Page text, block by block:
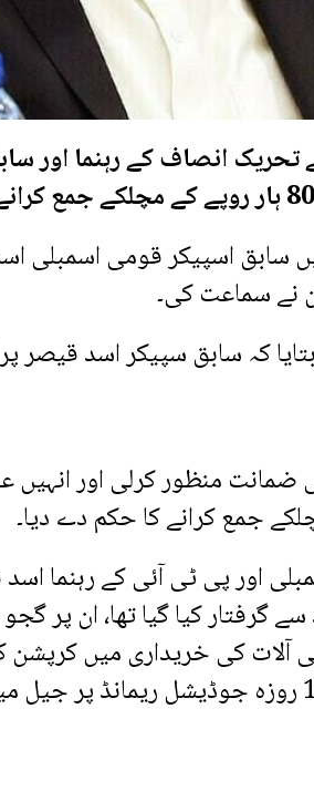
تحریک انصاف کے رہنما اور
سابق اسپیکر قومی
نے سماعت کی۔
کہ سابق سپیکر اسد قیصر پر
منظور کرلی اور انہیں
اور پی ٹی آئی کے رہنما
گرفتار کیا گیا تھا، ان پر
کی خریداری میں کرپشن کا